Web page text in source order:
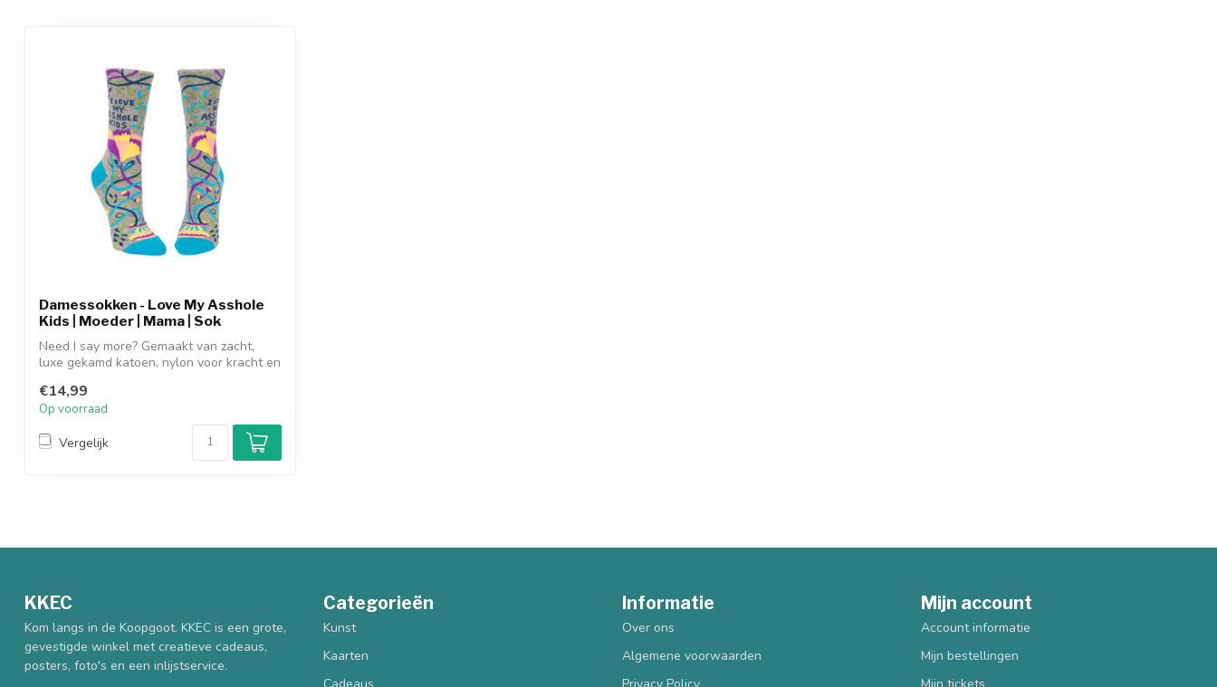
Damessokken - Love My Asshole
Kids | Moeder | Mama | Sok
Need I say more? Gemaakt van zacht,
luxe gekamd katoen, nylon voor kracht en
€14,99
Op voorraad
Vergelijk
KKEC
Kom langs in de Koopgoot. KKEC is een grote,
gevestigde winkel met creatieve cadeaus,
posters, foto's en een inlijstservice.
Categorieën
Kunst
Kaarten
Informatie
Over ons
Algemene voorwaarden
Mijn account
Account informatie
Mijn bestellingen